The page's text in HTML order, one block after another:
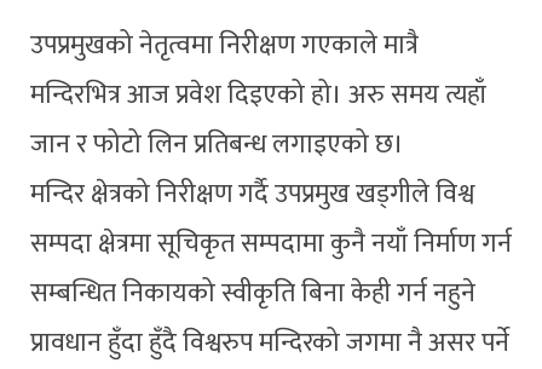
उपप्रमुखको नेतृत्वमा निरीक्षण गएकाले मात्रै
मन्दिरभित्र आज प्रवेश दिइएको हो। अरु समय त्यहाँ
जान र फोटो लिन प्रतिबन्ध लगाइएको छ।
मन्दिर क्षेत्रको निरीक्षण गर्दै उपप्रमुख खड्गीले विश्व
सम्पदा क्षेत्रमा सूचिकृत सम्पदामा कुनै नयाँ निर्माण गर्न
सम्बन्धित निकायको स्वीकृति बिना केही गर्न नहुने
प्रावधान हुँदा हुँदै विश्वरुप मन्दिरको जगमा नै असर पर्ने